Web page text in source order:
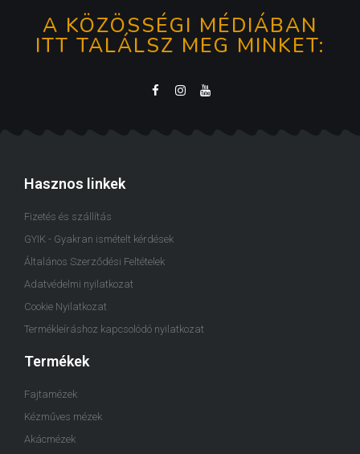
A KÖZÖSSÉGI MÉDIÁBAN
ITT TALÁLSZ MEG MINKET:
Hasznos linkek
Fizetés és szállítás
GYIK - Gyakran ismételt kérdések
Általános Szerződési Feltételek
Adatvédelmi nyilatkozat
Cookie Nyilatkozat
Termékleíráshoz kapcsolódó nyilatkozat
Termékek
Fajtamézek
Kézműves mézek
Akácmézek